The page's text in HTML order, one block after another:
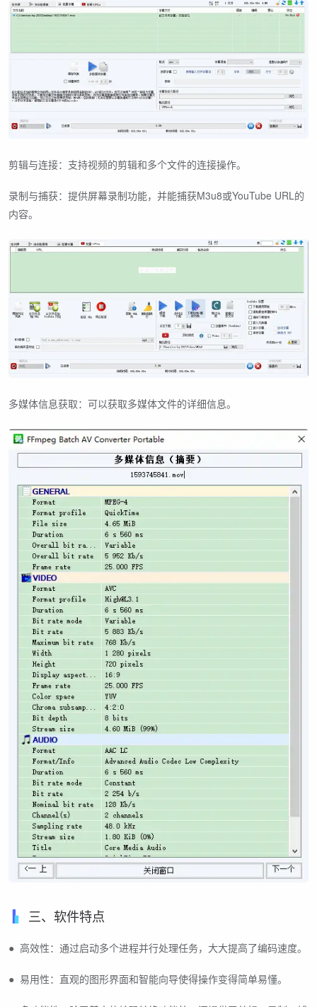
剪辑与连接：支持视频的剪辑和多个文件的连接操作。
录制与捕获：提供屏幕录制功能，并能捕获M3u8或YouTube URL的
内容。
多媒体信息获取：可以获取多媒体文件的详细信息。
三、软件特点
● 高效性：通过启动多个进程并行处理任务，大大提高了编码速度。
● 易用性：直观的图形界面和智能向导使得操作变得简单易懂。